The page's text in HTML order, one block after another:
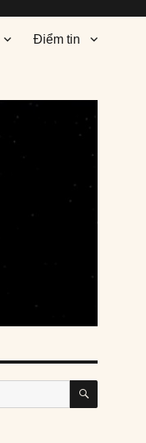
Điểm tin
SEARCH